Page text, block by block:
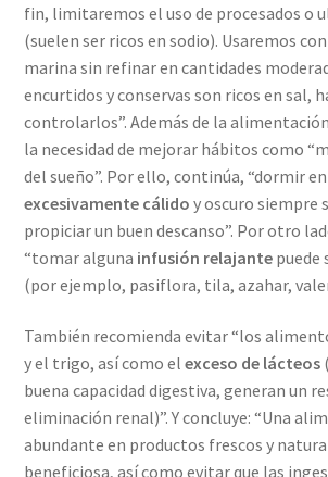
fin, limitaremos el uso de procesados o
(suelen ser ricos en sodio). Usaremos
marina sin refinar en cantidades
encurtidos y conservas son ricos en sal,
controlarlos”. Además de la
la necesidad de mejorar hábitos como
del sueño”. Por ello, continúa, “dormir
excesivamente cálidoy oscuro siempre
propiciar un buen descanso”. Por otro
“tomar alguna infusión relajante puede
(por ejemplo, pasiflora, tila, azahar,
También recomienda evitar “los
y el trigo, así como elexceso de lácteos
buena capacidad digestiva, generan un
eliminación renal)”. Y concluye: “Una
abundante en productos frescos y
beneficiosa, así como evitar que las